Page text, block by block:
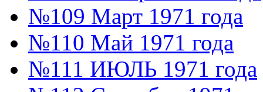
№109 Март 1971 года
№110 Май 1971 года
№111 ИЮЛЬ 1971 года